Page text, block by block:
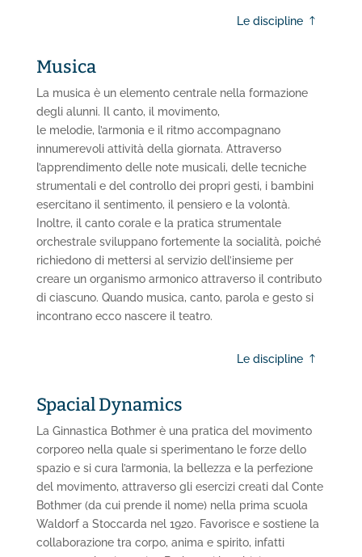
Le discipline
Musica
La musica è un elemento centrale nella formazione
degli alunni. Il canto, il movimento,
le melodie, l’armonia e il ritmo accompagnano
innumerevoli attività della giornata. Attraverso
l’apprendimento delle note musicali, delle tecniche
strumentali e del controllo dei propri gesti, i bambini
esercitano il sentimento, il pensiero e la volontà.
Inoltre, il canto corale e la pratica strumentale
orchestrale sviluppano fortemente la socialità, poiché
richiedono di mettersi al servizio dell’insieme per
creare un organismo armonico attraverso il contributo
di ciascuno. Quando musica, canto, parola e gesto si
incontrano ecco nascere il teatro.
Le discipline
Spacial Dynamics
La Ginnastica Bothmer è una pratica del movimento
corporeo nella quale si sperimentano le forze dello
spazio e si cura l’armonia, la bellezza e la perfezione
del movimento, attraverso gli esercizi creati dal Conte
Bothmer (da cui prende il nome) nella prima scuola
Waldorf a Stoccarda nel 1920. Favorisce e sostiene la
collaborazione tra corpo, anima e spirito, infatti